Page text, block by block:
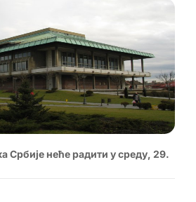
Србије неће радити у среду, 29.